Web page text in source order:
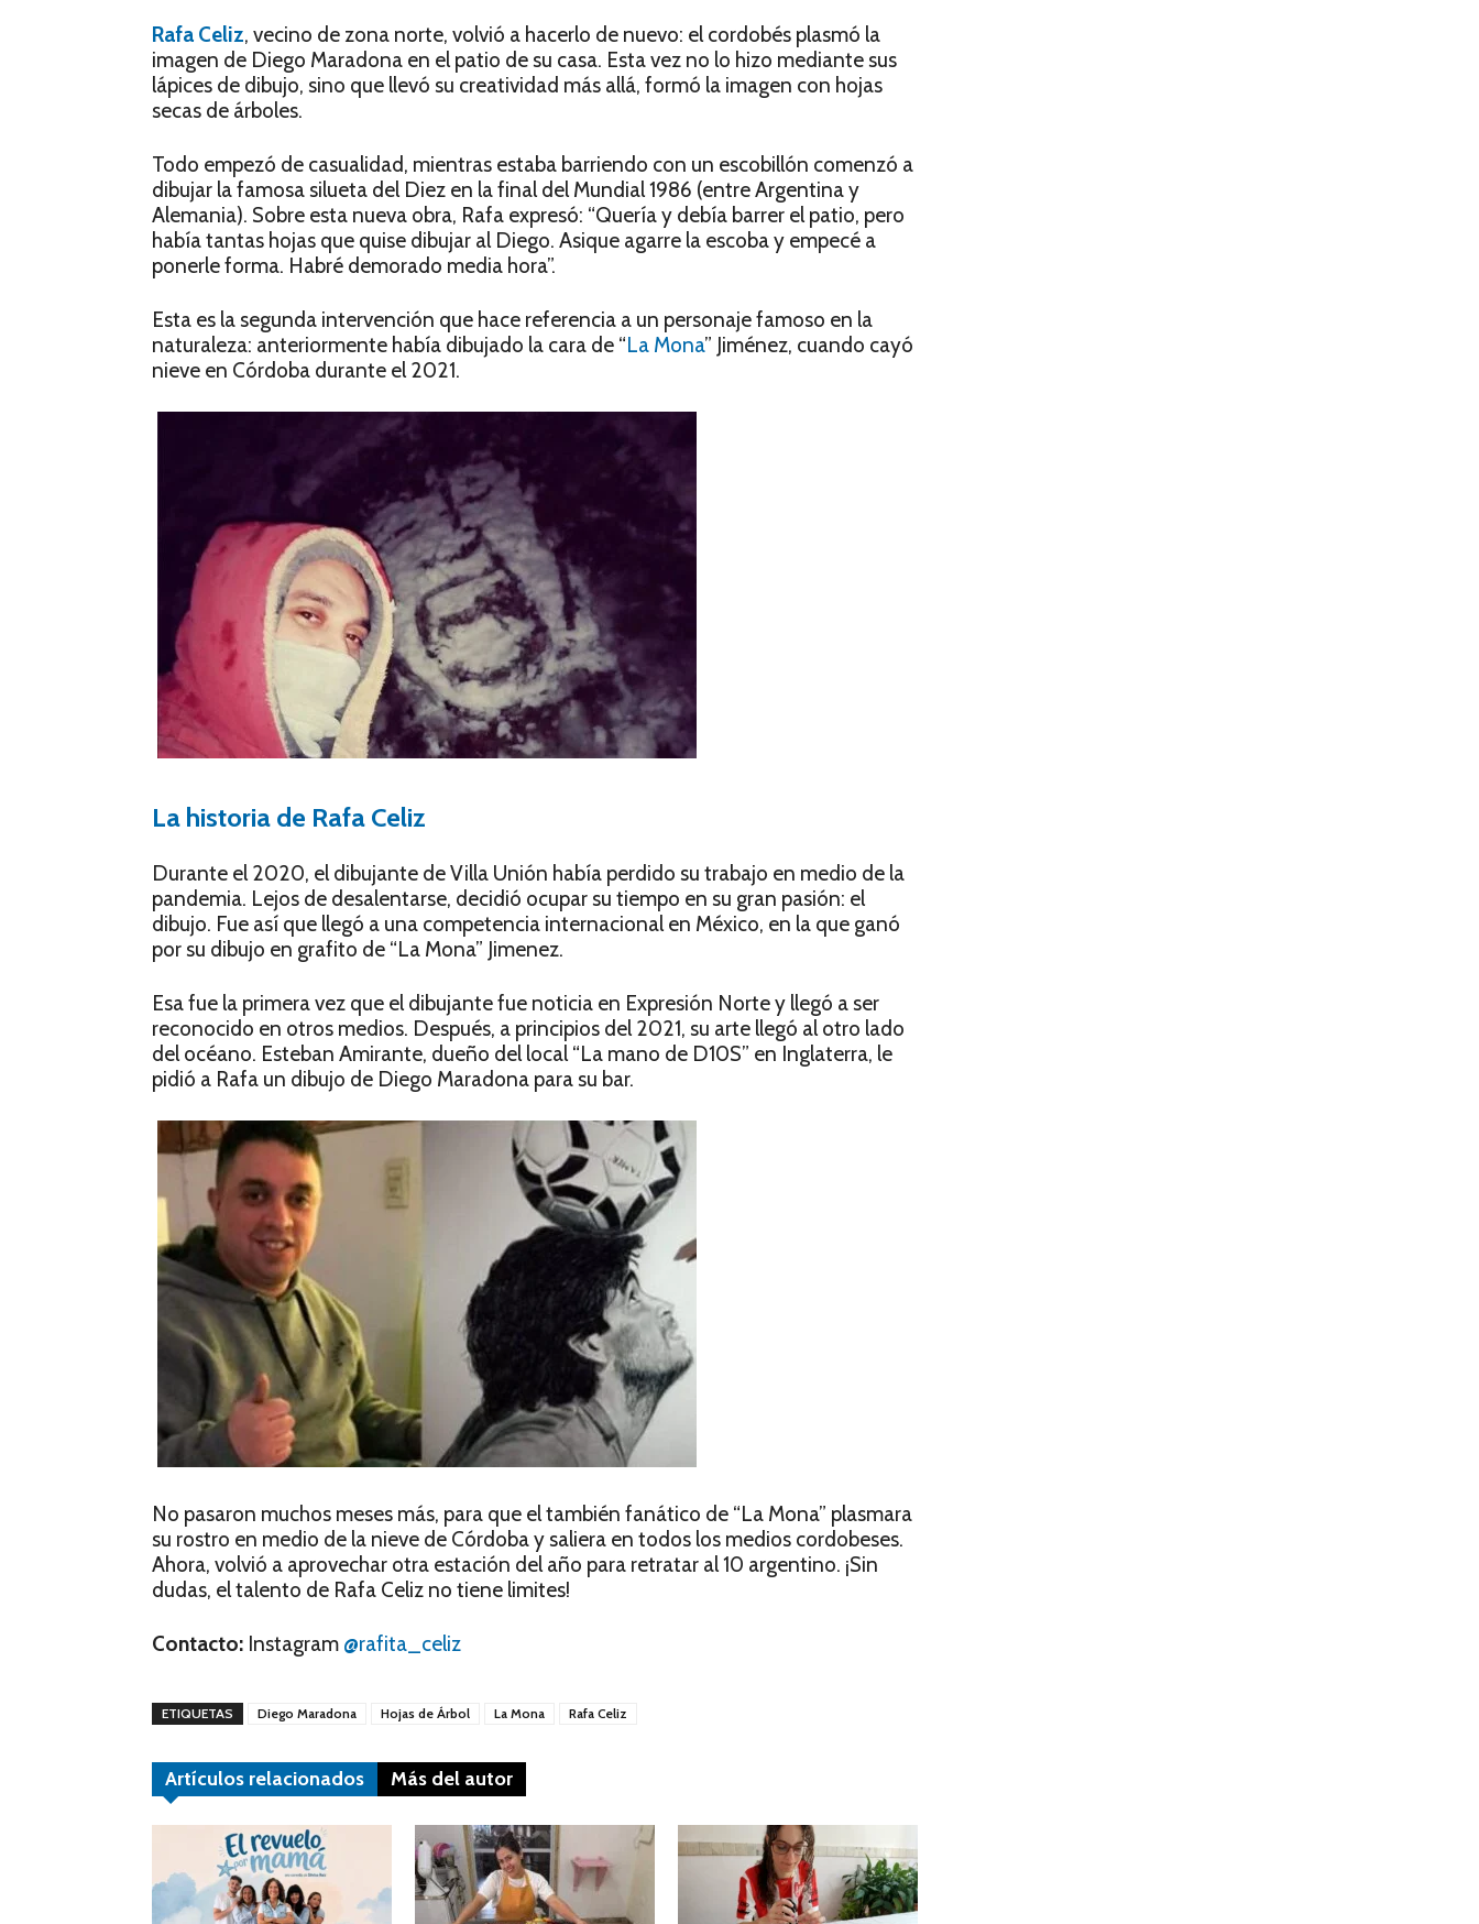
Rafa Celiz, vecino de zona norte, volvió a hacerlo de nuevo: el cordobés plasmó la
imagen de Diego Maradona en el patio de su casa. Esta vez no lo hizo mediante sus
lápices de dibujo, sino que llevó su creatividad más allá, formó la imagen con hojas
secas de árboles.
Todo empezó de casualidad, mientras estaba barriendo con un escobillón comenzó a
dibujar la famosa silueta del Diez en la final del Mundial 1986 (entre Argentina y
Alemania). Sobre esta nueva obra, Rafa expresó: “Quería y debía barrer el patio, pero
había tantas hojas que quise dibujar al Diego. Asique agarre la escoba y empecé a
ponerle forma. Habré demorado media hora”.
Esta es la segunda intervención que hace referencia a un personaje famoso en la
naturaleza: anteriormente había dibujado la cara de “La Mona” Jiménez, cuando cayó
nieve en Córdoba durante el 2021.
La historia de Rafa Celiz
Durante el 2020, el dibujante de Villa Unión había perdido su trabajo en medio de la
pandemia. Lejos de desalentarse, decidió ocupar su tiempo en su gran pasión: el
dibujo. Fue así que llegó a una competencia internacional en México, en la que ganó
por su dibujo en grafito de “La Mona” Jimenez.
Esa fue la primera vez que el dibujante fue noticia en Expresión Norte y llegó a ser
reconocido en otros medios. Después, a principios del 2021, su arte llegó al otro lado
del océano. Esteban Amirante, dueño del local “La mano de D10S” en Inglaterra, le
pidió a Rafa un dibujo de Diego Maradona para su bar.
No pasaron muchos meses más, para que el también fanático de “La Mona” plasmara
su rostro en medio de la nieve de Córdoba y saliera en todos los medios cordobeses.
Ahora, volvió a aprovechar otra estación del año para retratar al 10 argentino. ¡Sin
dudas, el talento de Rafa Celiz no tiene limites!
Contacto: Instagram @rafita_celiz
ETIQUETAS Diego Maradona Hojas de Árbol La Mona Rafa Celiz
Artículos relacionados Más del autor